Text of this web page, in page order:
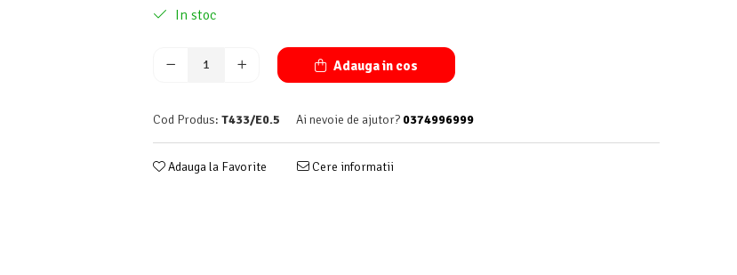
In stoc
Adauga in cos
Cod Produs: T433/E0.5 Ai nevoie de ajutor? 0374996999
Adauga la Favorite Cere informatii